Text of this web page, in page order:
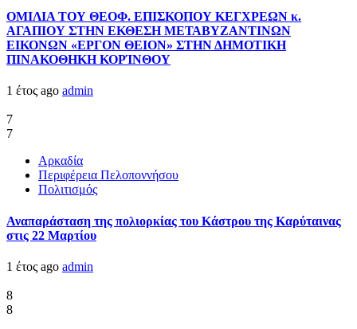
ΟΜΙΛΙΑ ΤΟΥ ΘΕΟΦ. ΕΠΙΣΚΟΠΟΥ ΚΕΓΧΡΕΩΝ κ.
ΑΓΑΠΙΟΥ ΣΤΗΝ ΕΚΘΕΣΗ ΜΕΤΑΒΥΖΑΝΤΙΝΩΝ
ΕΙΚΟΝΩΝ «ΕΡΓΟΝ ΘΕΙΟΝ» ΣΤΗΝ ΔΗΜΟΤΙΚΗ
ΠΙΝΑΚΟΘΗΚΗ ΚΟΡΊΝΘΟΥ
1 έτος ago admin
7
7
Αρκαδία
Περιφέρεια Πελοποννήσου
Πολιτισμός
Αναπαράσταση της πολιορκίας του Κάστρου της Καρύταινας
στις 22 Μαρτίου
1 έτος ago admin
8
8